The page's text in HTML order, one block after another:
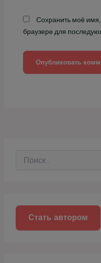
Сохранить моё имя,
браузере для
Стать автором